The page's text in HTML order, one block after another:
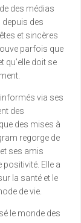
des médias
des
et sincères
parfois que
qu’elle doit se
via ses
des
des mises à
regorge de
ses amis
Elle a
la santé et le
de vie.
le monde des